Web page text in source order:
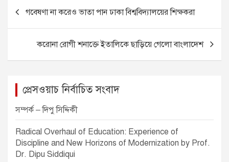
b
o
o
n
g
er
A
p
p
গবেষণা না করেও ভাতা পান ঢাকা বিশ্ববিদ্যালয়ের শিক্ষকরা
করোনা রোগী শনাক্তে ইতালিকে ছাড়িয়ে গেলো বাংলাদেশ
প্রেসওয়াচ নির্বাচিত সংবাদ
সম্পর্ক – দিপু সিদ্দিকী
Radical Overhaul of Education: Experience of
Discipline and New Horizons of Modernization by Prof.
Dr. Dipu Siddiqui